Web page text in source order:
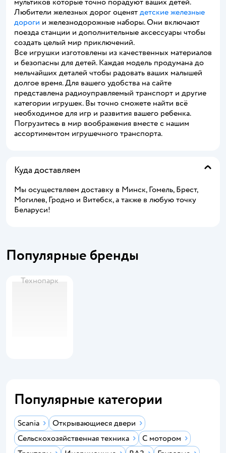
мультиков которые точно порадуют ваших детей.
Любители железных дорог оценят детские железные
дороги и железнодорожные наборы. Они включают
поезда станции и дополнительные аксессуары чтобы
создать целый мир приключений.
Все игрушки изготовлены из качественных материалов
и безопасны для детей. Каждая модель продумана до
мельчайших деталей чтобы радовать ваших малышей
долгое время. Для вашего удобства на сайте
представлена радиоуправляемый транспорт и другие
категории игрушек. Вы точно сможете найти всё
необходимое для игр и развития вашего ребенка.
Погрузитесь в мир воображения вместе с нашим
ассортиментом игрушечного транспорта.
Куда доставляем
Мы осуществляем доставку в Минск, Гомель, Брест,
Могилев, Гродно и Витебск, а также в любую точку
Беларуси!
Популярные бренды
Технопарк
Популярные категории
Scania
Открывающиеся двери
Сельскохозяйственная техника
С мотором